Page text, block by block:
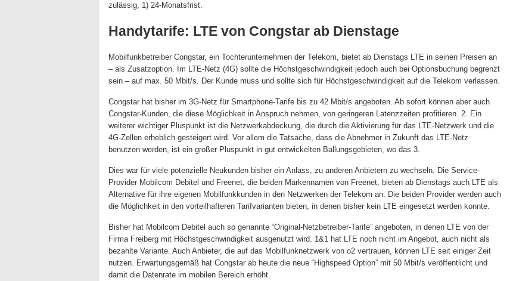
zulässig, 1) 24-Monatsfrist.
Handytarife: LTE von Congstar ab Dienstage
Mobilfunkbetreiber Congstar, ein Tochterunternehmen der Telekom, bietet ab Dienstags LTE in seinen Preisen an
– als Zusatzoption. Im LTE-Netz (4G) sollte die Höchstgeschwindigkeit jedoch auch bei Optionsbuchung begrenzt
sein – auf max. 50 Mbit/s. Der Kunde muss und sollte sich für Höchstgeschwindigkeit auf die Telekom verlassen.
Congstar hat bisher im 3G-Netz für Smartphone-Tarife bis zu 42 Mbit/s angeboten. Ab sofort können aber auch
Congstar-Kunden, die diese Möglichkeit in Anspruch nehmen, von geringeren Latenzzeiten profitieren. 2. Ein
weiterer wichtiger Pluspunkt ist die Netzwerkabdeckung, die durch die Aktivierung für das LTE-Netzwerk und die
4G-Zellen erheblich gesteigert wird. Vor allem die Tatsache, dass die Abnehmer in Zukunft das LTE-Netz
benutzen werden, ist ein großer Pluspunkt in gut entwickelten Ballungsgebieten, wo das 3.
Dies war für viele potenzielle Neukunden bisher ein Anlass, zu anderen Anbietern zu wechseln. Die Service-
Provider Mobilcom Debitel und Freenet, die beiden Markennamen von Freenet, bieten ab Dienstags auch LTE als
Alternative für ihre eigenen Mobilfunkkunden in den Netzwerken der Telekom an. Die beiden Provider werden auch
die Möglichkeit in den vorteilhafteren Tarifvarianten bieten, in denen bisher kein LTE eingesetzt werden konnte.
Bisher hat Mobilcom Debitel auch so genannte “Original-Netzbetreiber-Tarife” angeboten, in denen LTE von der
Firma Freiberg mit Höchstgeschwindigkeit ausgenutzt wird. 1&1 hat LTE noch nicht im Angebot, auch nicht als
bezahlte Variante. Auch Anbieter, die auf das Mobilfunknetzwerk von o2 vertrauen, können LTE seit einiger Zeit
nutzen. Erwartungsgemäß hat Congstar ab heute die neue “Highspeed Option” mit 50 Mbit/s veröffentlicht und
damit die Datenrate im mobilen Bereich erhöht.